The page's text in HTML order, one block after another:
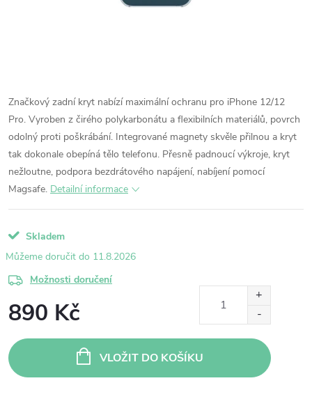
Značkový zadní kryt nabízí maximální ochranu pro iPhone 12/12
Pro. Vyroben z čirého polykarbonátu a flexibilních materiálů, povrch
odolný proti poškrábání. Integrované magnety skvěle přilnou a kryt
tak dokonale obepíná tělo telefonu. Přesně padnoucí výkroje, kryt
nežloutne, podpora bezdrátového napájení, nabíjení pomocí
Magsafe. Detailní informace
Skladem
11.8.2026
Možnosti doručení
890 Kč
cena:
VLOŽIT DO KOŠÍKU